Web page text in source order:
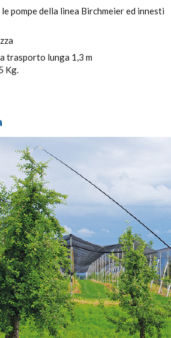
pompe della linea Birchmeier ed innesti
trasporto lunga 1,3 m
Kg.